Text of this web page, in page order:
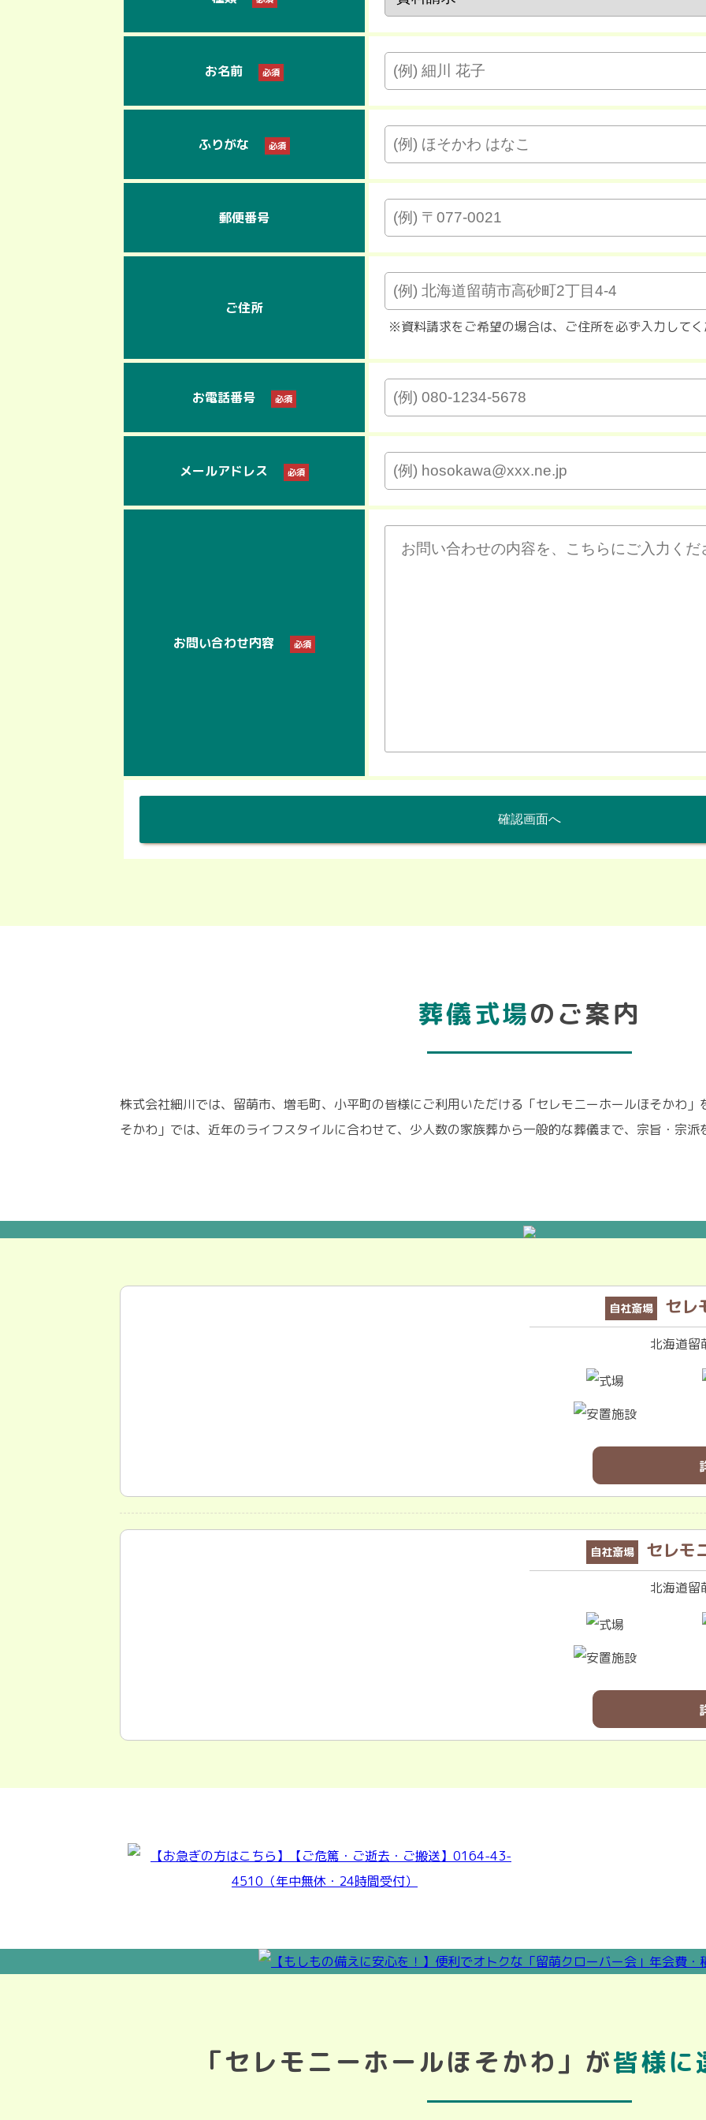
お名前 必須
ふりがな 必須
郵便番号
ご住所
※資料請求をご希望の場合は、ご住所を必ず入力して
お電話番号 必須
メールアドレス 必須
お問い合わせ内容 必須
確認画面へ
葬儀式場のご案内
株式会社細川では、留萌市、増毛町、小平町の皆様にご利用いただける「セレモニーホールほそかわ
そかわ」では、近年のライフスタイルに合わせて、少人数の家族葬から一般的な葬儀まで、宗旨・宗
自社斎場 セレ
北海道
自社斎場 セレモ
北海道
「セレモニーホールほそかわ」が皆様に